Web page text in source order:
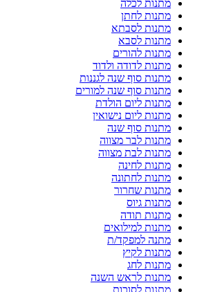
מתנות לכלה
מתנות לחתן
מתנות לסבתא
מתנות לסבא
מתנות להורים
מתנות לדודה ולדוד
מתנות סוף שנה לגננות
מתנות סוף שנה למורים
מתנות ליום הולדת
מתנות ליום נישואין
מתנות סוף שנה
מתנות לבר מצווה
מתנות לבת מצווה
מתנות לחינה
מתנות לחתונה
מתנות שחרור
מתנות גיוס
מתנות תודה
מתנות למילואים
מתנה למפקד/ת
מתנות לקיץ
מתנות לחג
מתנות לראש השנה
מתנות לסוכות